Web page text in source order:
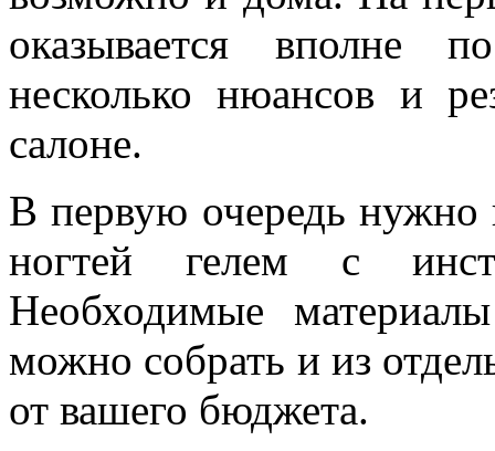
оказывается вполне
несколько нюансов и
салоне.
В первую очередь нужно
ногтей гелем с
Необходимые
можно собрать и из
от вашего бюджета.